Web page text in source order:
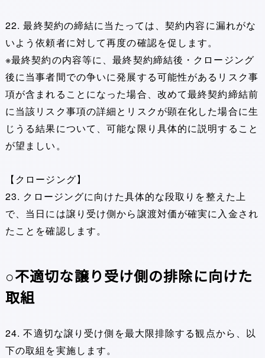
22. 最終契約の締結に当たっては、契約内容に漏れがな
いよう依頼者に対して再度の確認を促します。
※最終契約の内容等に、最終契約締結後・クロージング
後に当事者間での争いに発展する可能性があるリスク事
項が含まれることになった場合、改めて最終契約締結前
に当該リスク事項の詳細とリスクが顕在化した場合に生
じうる結果について、可能な限り具体的に説明すること
が望ましい。
【クロージング】
23. クロージングに向けた具体的な段取りを整えた上
で、当日には譲り受け側から譲渡対価が確実に入金され
たことを確認します。
○不適切な譲り受け側の排除に向けた
取組
24. 不適切な譲り受け側を最大限排除する観点から、以
下の取組を実施します。